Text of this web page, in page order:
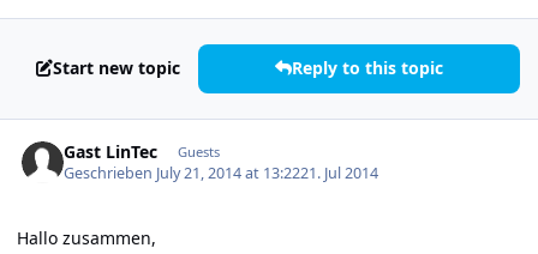
Start new topic Reply to this topic
Gast LinTec Guests
Geschrieben July 21, 2014 at 13:2221. Jul 2014
Hallo zusammen,